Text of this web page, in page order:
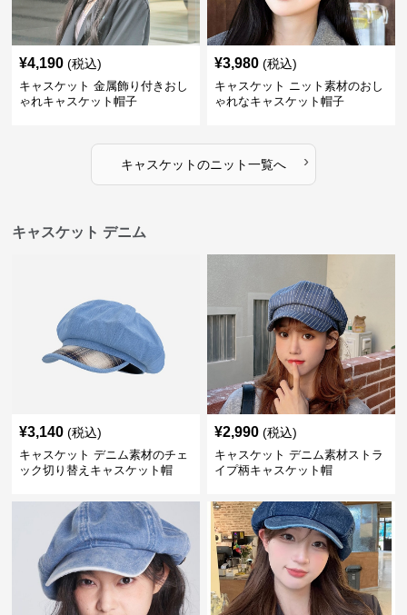
¥4,190 (税込)
キャスケット 金属飾り付きおし
ゃれキャスケット帽子
¥3,980 (税込)
キャスケット ニット素材のおし
ゃれなキャスケット帽子
キャスケットのニット一覧へ ›
キャスケット デニム
¥3,140 (税込)
キャスケット デニム素材のチェ
ック切り替えキャスケット帽
¥2,990 (税込)
キャスケット デニム素材ストラ
イプ柄キャスケット帽